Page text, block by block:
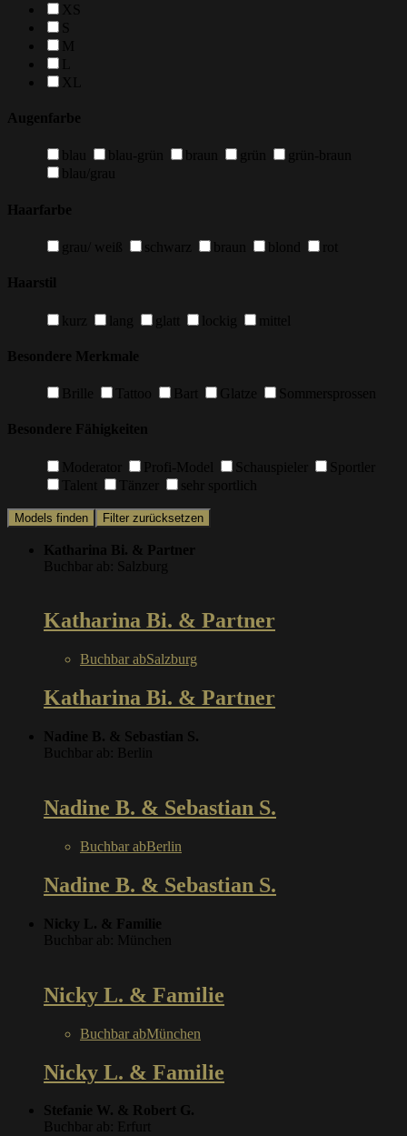
XS
S
M
L
XL
Augenfarbe
blau blau-grün braun grün
grün-braun
blau/grau
Haarfarbe
grau/ weiß schwarz braun blond rot
Haarstil
kurz lang glatt lockig mittel
Besondere Merkmale
Brille Tattoo Bart Glatze Sommersprossen
Besondere Fähigkeiten
Moderator Profi-Model Schauspieler
Sportler
Talent
Tänzer sehr sportlich
Filter zurücksetzen
Models finden
Katharina Bi. & Partner
Buchbar ab: Salzburg
Katharina Bi. & Partner
Buchbar abSalzburg
Katharina Bi. & Partner
Nadine B. & Sebastian S.
Buchbar ab: Berlin
Nadine B. & Sebastian S.
Buchbar abBerlin
Nadine B. & Sebastian S.
Nicky L. & Familie
Buchbar ab: München
Nicky L. & Familie
Buchbar abMünchen
Nicky L. & Familie
Stefanie W. & Robert G.
Buchbar ab: Erfurt